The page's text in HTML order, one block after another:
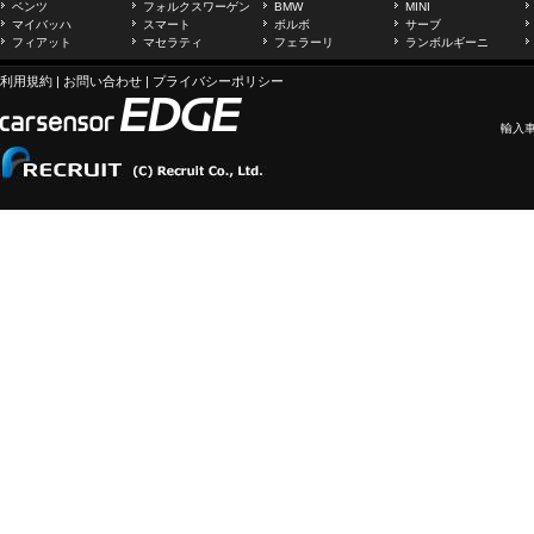
ベンツ フォルクスワーゲン BMW
MINI
マイバッハ
スマート ボルボ
サーブ
フィアット
マセラティ フェラーリ ランボルギーニ
利用規約 | お問い合わせ | プライバシーポリシー
輸入